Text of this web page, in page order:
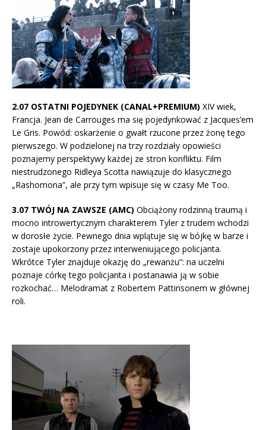
2.07 OSTATNI POJEDYNEK (CANAL+PREMIUM) XIV wiek,
Francja. Jean de Carrouges ma się pojedynkować z Jacques’em
Le Gris. Powód: oskarżenie o gwałt rzucone przez żonę tego
pierwszego. W podzielonej na trzy rozdziały opowieści
poznajemy perspektywy każdej ze stron konfliktu. Film
niestrudzonego Ridleya Scotta nawiązuje do klasycznego
„Rashomona”, ale przy tym wpisuje się w czasy Me Too.
3.07 TWÓJ NA ZAWSZE (AMC) Obciążony rodzinną traumą i
mocno introwertycznym charakterem Tyler z trudem wchodzi
w dorosłe życie. Pewnego dnia wplątuje się w bójkę w barze i
zostaje upokorzony przez interweniującego policjanta.
Wkrótce Tyler znajduje okazję do „rewanżu”: na uczelni
poznaje córkę tego policjanta i postanawia ją w sobie
rozkochać… Melodramat z Robertem Pattinsonem w głównej
roli.